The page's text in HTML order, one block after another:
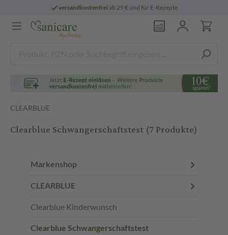
persönlichepharmazeutische
CLEARBLUE
Clearblue Schwangerschaftstest(7 Produkte)
Markenshop
CLEARBLUE
Clearblue Kinderwunsch
Clearblue Schwangerschaftstest